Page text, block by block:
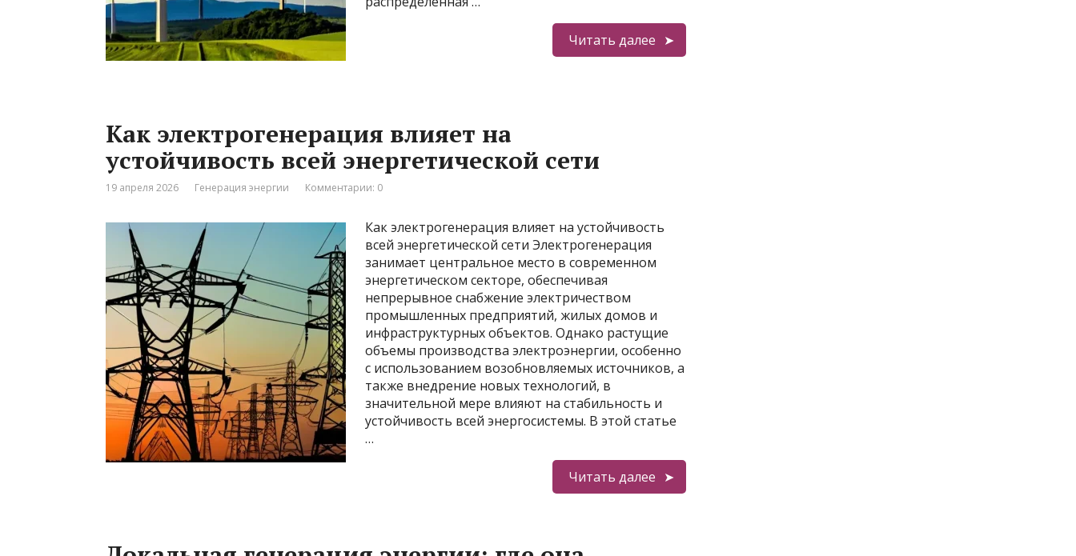
Читать далее
Как электрогенерация влияет на
устойчивость всей энергетической сети
19 апреля 2026 Генерация энергии Комментарии: 0
Как электрогенерация влияет на устойчивость
всей энергетической сети Электрогенерация
занимает центральное место в современном
энергетическом секторе, обеспечивая
непрерывное снабжение электричеством
промышленных предприятий, жилых домов и
инфраструктурных объектов. Однако растущие
объемы производства электроэнергии, особенно
с использованием возобновляемых источников, а
также внедрение новых технологий, в
значительной мере влияют на стабильность и
устойчивость всей энергосистемы. В этой статье
…
Читать далее